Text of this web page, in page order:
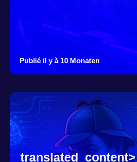
Publié il y à 10 Monaten